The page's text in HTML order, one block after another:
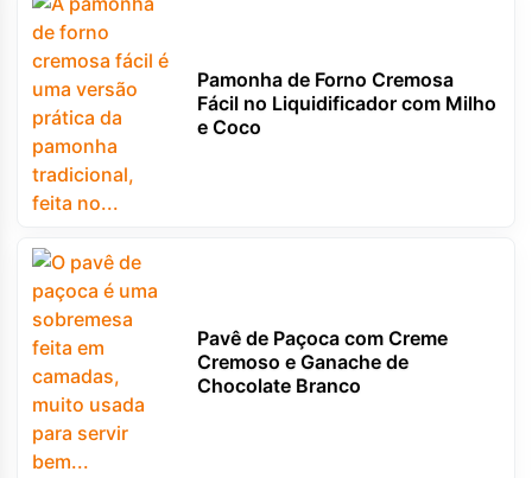
Pamonha de Forno Cremosa
Fácil no Liquidificador com Milho
e Coco
Pavê de Paçoca com Creme
Cremoso e Ganache de
Chocolate Branco